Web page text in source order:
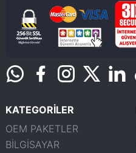
KATEGORİLER
OEM PAKETLER
BİLGİSAYAR